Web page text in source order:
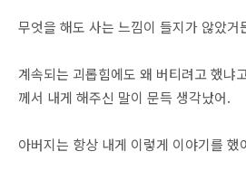
무엇을 해도 사는 느낌이 들지가 않았거
계속되는 괴롭힘에도 왜 버티려고 했냐
께서 내게 해주신 말이 문득 생각났어.
아버지는 항상 내게 이렇게 이야기를 했